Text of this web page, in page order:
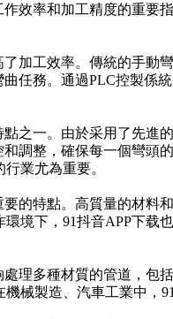
效率和加工精度的重要
加工效率。傳統的手動
任務。通過PLC控製係
之一。由於采用了先進
調整，確保每一個彎頭
業尤為重要。
的特點。高質量的材料
境下，91抖音APP下载
理多種材質的管道，包
械製造、汽車工業中，